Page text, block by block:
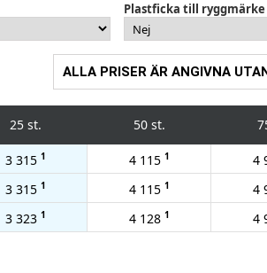
Plastficka till ryggmärke
ALLA PRISER ÄR ANGIVNA
25 st. 50 st.
3 315 1 4 115 1 4
3 315 1 4 115 1 4
3 323 1 4 128 1 4